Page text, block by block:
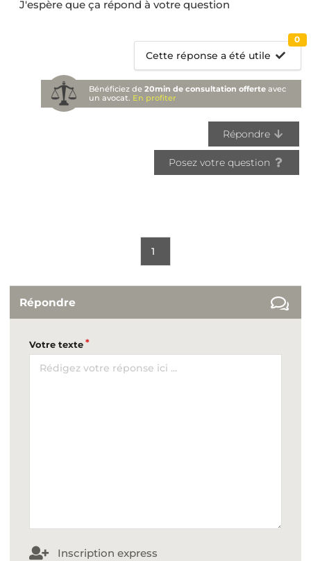
J'espère que ça répond à votre question
Cette réponse a été utile
0
Bénéficiez de20min de consultation offerte avec
un avocat. En profiter
Répondre
Posez votre question
1
Répondre
Votre texte
Inscription express